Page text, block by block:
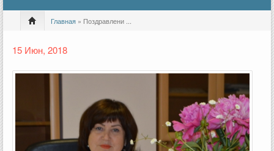
Главная » Поздравлени ...
15 Июн, 2018